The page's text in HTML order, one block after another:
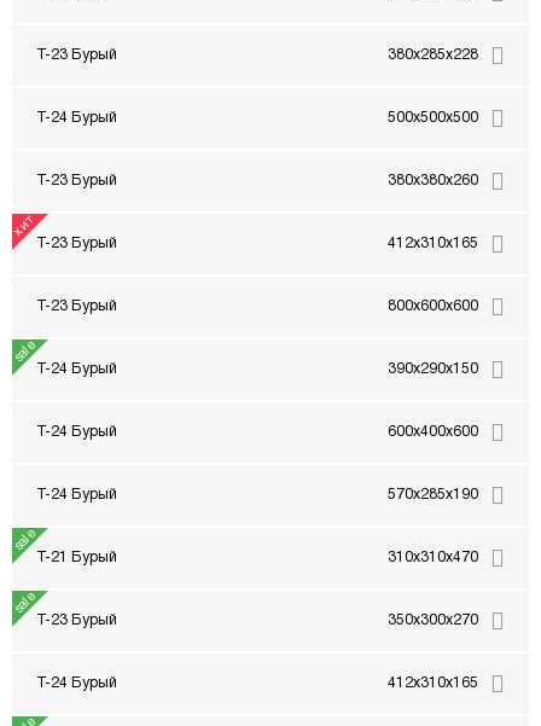
Т-23 Бурый 380x285x228
Т-24 Бурый 500x500x500
Т-23 Бурый 380x380x260
Т-23 Бурый 412x310x165
Т-23 Бурый 800x600x600
Т-24 Бурый 390x290x150
Т-24 Бурый 600x400x600
Т-24 Бурый 570x285x190
Т-21 Бурый 310x310x470
Т-23 Бурый 350x300x270
Т-24 Бурый 412x310x165